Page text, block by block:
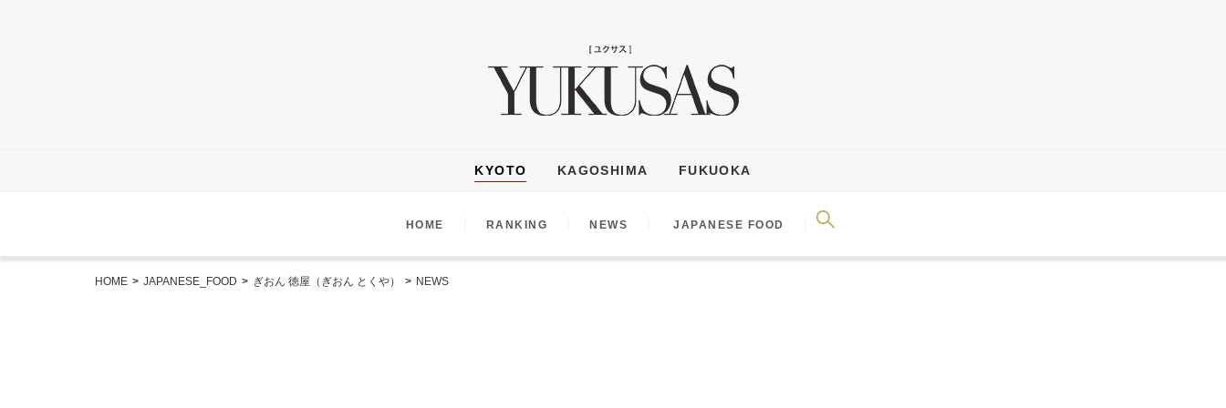
KYOTO KAGOSHIMA FUKUOKA
HOME RANKING NEWS JAPANESE FOOD
HOME > JAPANESE_FOOD > ぎおん 徳屋（ぎおん とくや） > NEWS